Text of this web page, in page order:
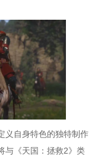
自身特色的独特制作
与《天国：拯救2》类